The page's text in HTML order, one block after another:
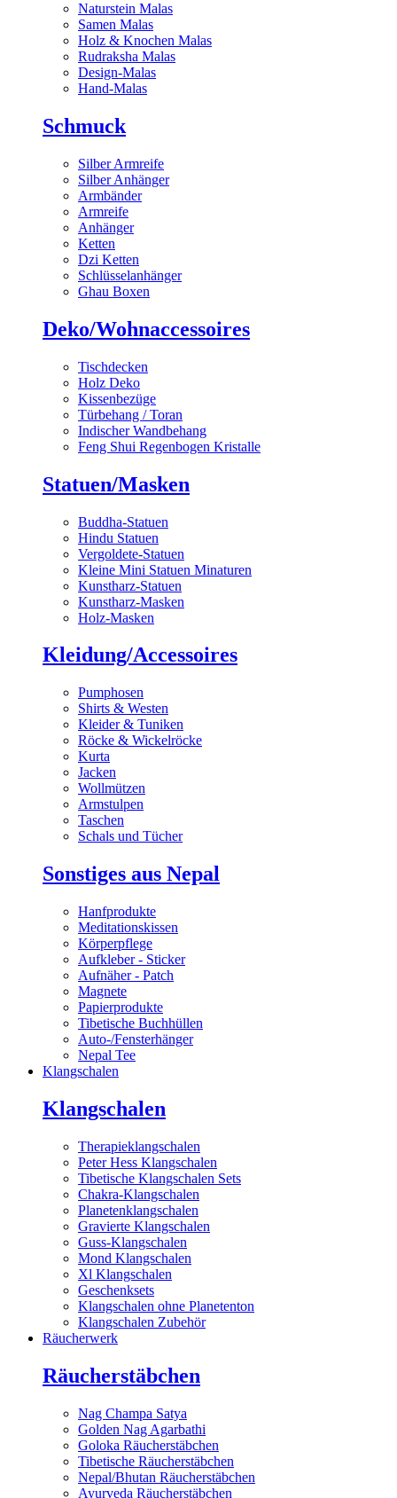
Naturstein Malas
Samen Malas
Holz & Knochen Malas
Rudraksha Malas
Design-Malas
Hand-Malas
Schmuck
Silber Armreife
Silber Anhänger
Armbänder
Armreife
Anhänger
Ketten
Dzi Ketten
Schlüsselanhänger
Ghau Boxen
Deko/Wohnaccessoires
Tischdecken
Holz Deko
Kissenbezüge
Türbehang / Toran
Indischer Wandbehang
Feng Shui Regenbogen Kristalle
Statuen/Masken
Buddha-Statuen
Hindu Statuen
Vergoldete-Statuen
Kleine Mini Statuen Minaturen
Kunstharz-Statuen
Kunstharz-Masken
Holz-Masken
Kleidung/Accessoires
Pumphosen
Shirts & Westen
Kleider & Tuniken
Röcke & Wickelröcke
Kurta
Jacken
Wollmützen
Armstulpen
Taschen
Schals und Tücher
Sonstiges aus Nepal
Hanfprodukte
Meditationskissen
Körperpflege
Aufkleber - Sticker
Aufnäher - Patch
Magnete
Papierprodukte
Tibetische Buchhüllen
Auto-/Fensterhänger
Nepal Tee
Klangschalen
Klangschalen
Therapieklangschalen
Peter Hess Klangschalen
Tibetische Klangschalen Sets
Chakra-Klangschalen
Planetenklangschalen
Gravierte Klangschalen
Guss-Klangschalen
Mond Klangschalen
Xl Klangschalen
Geschenksets
Klangschalen ohne Planetenton
Klangschalen Zubehör
Räucherwerk
Räucherstäbchen
Nag Champa Satya
Golden Nag Agarbathi
Goloka Räucherstäbchen
Tibetische Räucherstäbchen
Nepal/Bhutan Räucherstäbchen
Ayurveda Räucherstäbchen